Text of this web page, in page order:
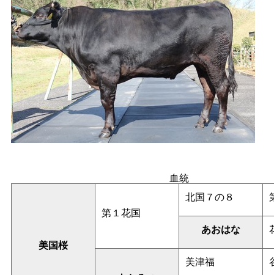
血統
美国桜
第１花国
北国７の８
あおはな
美津福